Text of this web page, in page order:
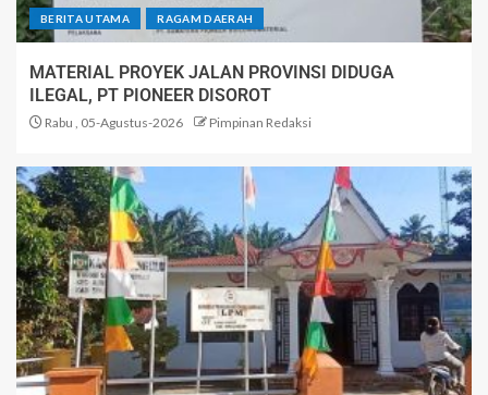
BERITA UTAMA RAGAM DAERAH
MATERIAL PROYEK JALAN PROVINSI DIDUGA
ILEGAL, PT PIONEER DISOROT
Rabu , 05-Agustus-2026 Pimpinan Redaksi